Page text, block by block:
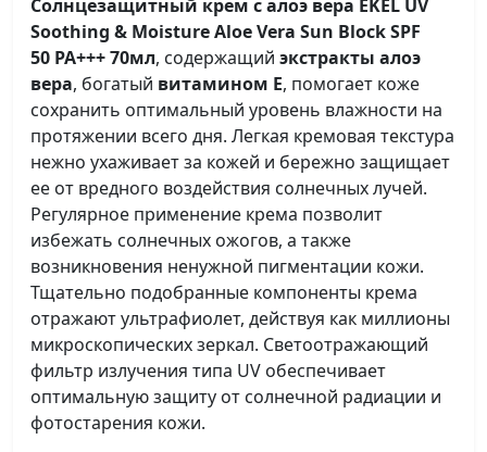
Солнцезащитный крем с алоэ вера EKEL UV
Soothing & Moisture Aloe Vera Sun Block SPF
50 PA+++ 70мл, содержащий экстракты алоэ
вера, богатый витамином Е, помогает коже
сохранить оптимальный уровень влажности на
протяжении всего дня. Легкая кремовая текстура
нежно ухаживает за кожей и бережно защищает
ее от вредного воздействия солнечных лучей.
Регулярное применение крема позволит
избежать солнечных ожогов, а также
возникновения ненужной пигментации кожи.
Тщательно подобранные компоненты крема
отражают ультрафиолет, действуя как миллионы
микроскопических зеркал. Светоотражающий
фильтр излучения типа UV обеспечивает
оптимальную защиту от солнечной радиации и
фотостарения кожи.